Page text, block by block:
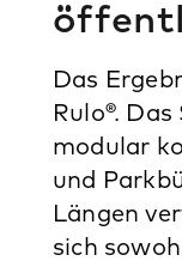
Das
Rulo®.
modular
und
Längen
sich